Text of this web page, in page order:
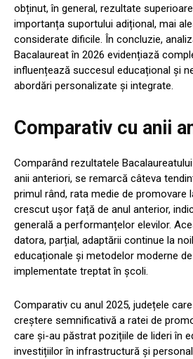
obținut, în general, rezultate
importanța suportului adițional, mai
considerate dificile. În concluzie,
Bacalaureat în 2026 evidențiază
influențează succesul educațional și
abordări personalizate și integrate.
Comparativ cu anii
Comparând rezultatele
anii anteriori, se remarcă câteva
primul rând, rata medie de promovare
crescut ușor față de anul anterior,
generală a performanțelor elevilor.
datora, parțial, adaptării continue la
educaționale și metodelor moderne
implementate treptat în școli.
Comparativ cu anul 2025, județele
creștere semnificativă a ratei de
care și-au păstrat pozițiile de lideri în
investițiilor în infrastructură și